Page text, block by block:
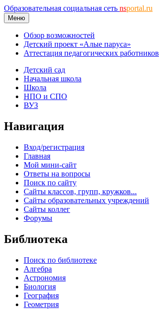
Образовательная социальная сеть nsportal.ru
Меню
Обзор возможностей
Детский проект «Алые паруса»
Аттестация педагогических работников
Детский сад
Начальная школа
Школа
НПО и СПО
ВУЗ
Навигация
Вход/регистрация
Главная
Мой мини-сайт
Ответы на вопросы
Поиск по сайту
Сайты классов, групп, кружков...
Сайты образовательных учреждений
Сайты коллег
Форумы
Библиотека
Поиск по библиотеке
Алгебра
Астрономия
Биология
География
Геометрия